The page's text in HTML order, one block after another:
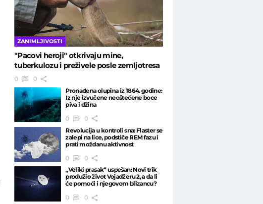
ZANIMLJIVOSTI
"Pacovi heroji" otkrivaju mine,
tuberkulozu i preživele posle zemljotresa
0
0
Pronađena olupina iz 1864. godine:
Iz nje izvučene neoštećene boce
piva i džina
0
0
Revolucija u kontroli sna: Flaster se
zalepi na lice, podstiče REM fazu i
prati moždanu aktivnost
0
0
„Veliki prasak“ uspešan: Novi trik
produžio život Vojadžeru 2, a da li
će pomoći i njegovom blizancu?
0
0